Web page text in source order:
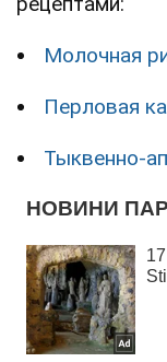
Молочная
Перловая
Тыквенно-